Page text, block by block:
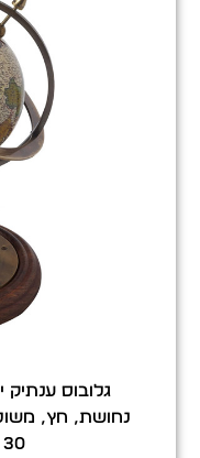
נחושת, חץ,
30 ס”מ דגם 3646